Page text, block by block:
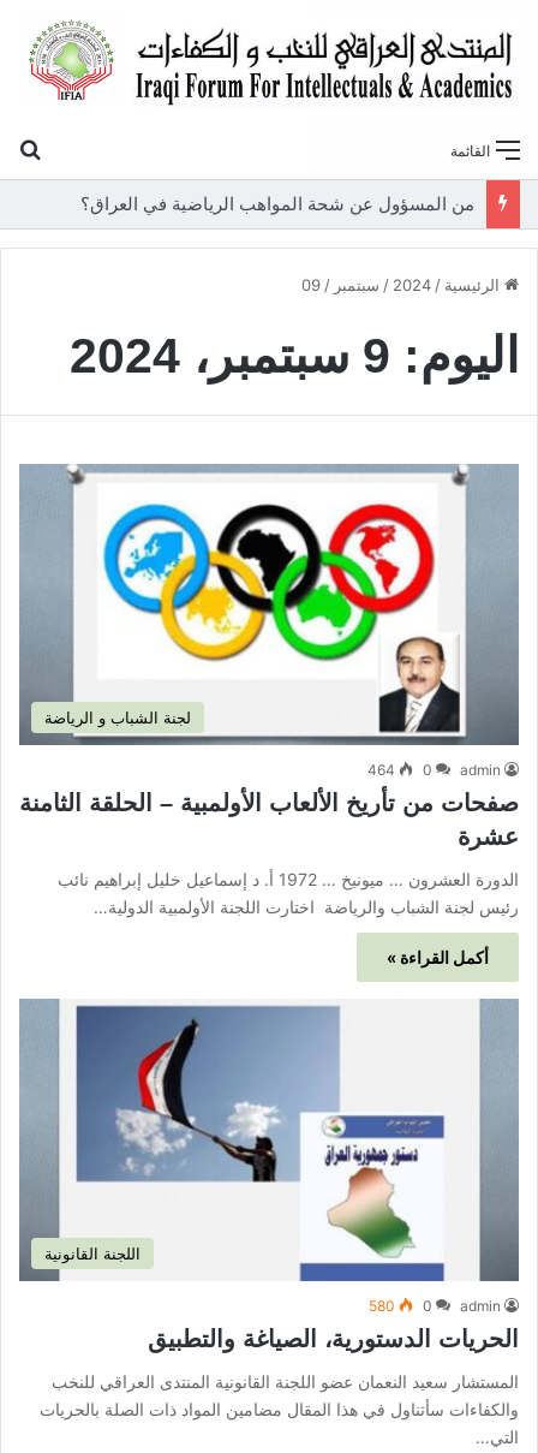
القائمة
من المسؤول عن شحة المواهب الرياضية في العراق؟
الرئيسية /
2024
/ سبتمبر /
09
اليوم: 9 سبتمبر، 2024
لجنة الشباب و الرياضة
admin
0
464
صفحات من تأريخ الألعاب الأولمبية – الحلقة الثامنة
عشرة
الدورة العشرون … ميونيخ … 1972 أ. د إسماعيل خليل إبراهيم نائب
رئيس لجنة الشباب والرياضة اختارت اللجنة الأولمبية الدولية…
أكمل القراءة »
اللجنة القانونية
admin
0
580
الحريات الدستورية، الصياغة والتطبيق
المستشار سعيد النعمان عضو اللجنة القانونية المنتدى العراقي للنخب
والكفاءات سأتناول في هذا المقال مضامين المواد ذات الصلة بالحريات
التي…